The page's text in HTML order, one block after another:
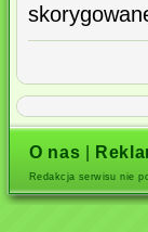
O nas
Redakcja serwisu nie